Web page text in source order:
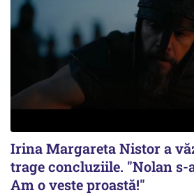
Irina Margareta Nistor a
trage concluziile. "Nolan
Am o veste proastă!"